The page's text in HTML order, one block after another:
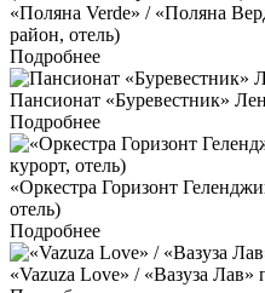
«Поляна Verde» / «Поляна
район, отель)
Подробнее
Пансионат «Буревестник»
Подробнее
«Оркестра Горизонт
отель)
Подробнее
«Vazuza Love» / «Вазуза Лав»